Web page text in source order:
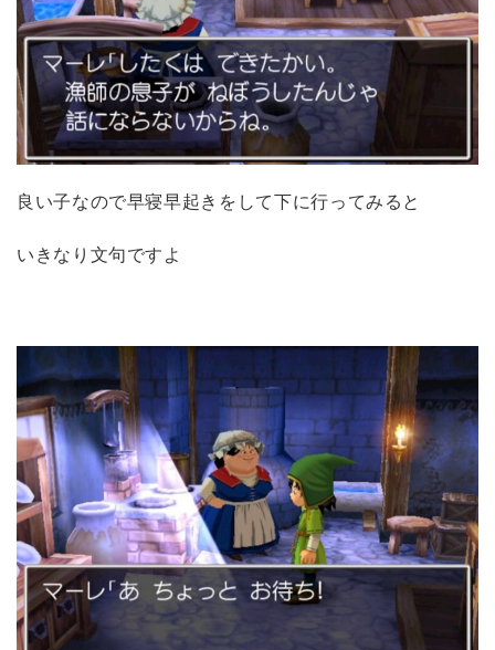
良い子なので早寝早起きをして下に行ってみると
いきなり文句ですよ